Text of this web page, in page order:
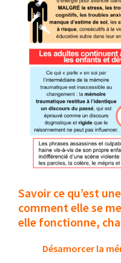
Savoir ce qu’est
comment elle se
elle fonctionne,
Désamorcer la